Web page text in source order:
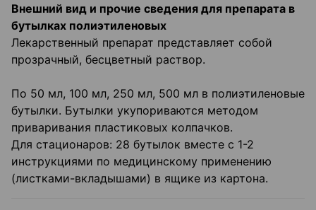
Внешний вид и прочие сведения для препарата в
бутылках полиэтиленовых
Лекарственный препарат представляет собой
прозрачный, бесцветный раствор.
По 50 мл, 100 мл, 250 мл, 500 мл в полиэтиленовые
бутылки. Бутылки укупориваются методом
приваривания пластиковых колпачков.
Для стационаров: 28 бутылок вместе с 1-2
инструкциями по медицинскому применению
(листками-вкладышами) в ящике из картона.